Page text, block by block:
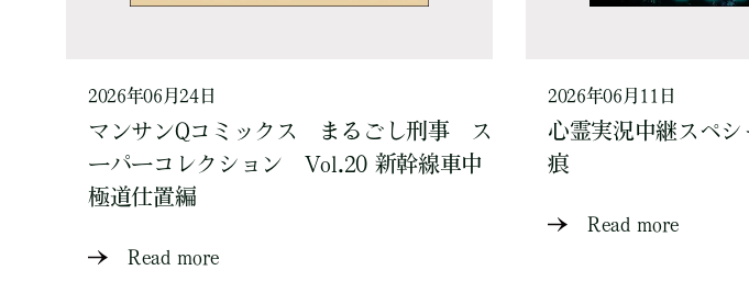
2026年06月24日
マンサンQコミックス まるごし刑事 ス
ーパーコレクション Vol.20 新幹線車中
極道仕置編
Read more
2026年06月11日
心霊実況中継スペ
痕
Read more